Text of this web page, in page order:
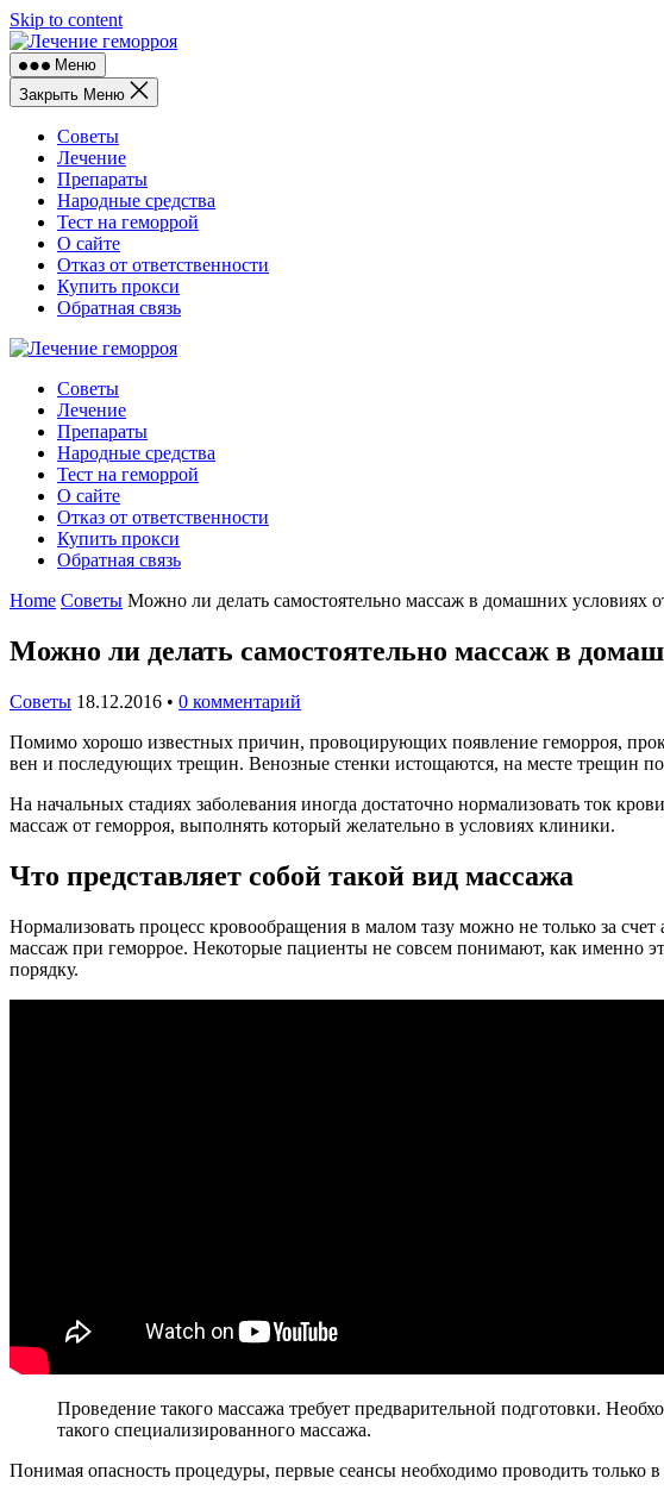
Skip to content
Меню
Закрыть Меню
Советы
Лечение
Препараты
Народные средства
Тест на геморрой
О сайте
Отказ от ответственности
Купить прокси
Обратная связь
Советы
Лечение
Препараты
Народные средства
Тест на геморрой
О сайте
Отказ от ответственности
Купить прокси
Обратная связь
Home Советы Можно ли делать самостоятельно массаж в домашних условиях
Можно ли делать самостоятельно массаж в
Советы 18.12.2016 • 0 комментарий
Помимо хорошо известных причин, провоцирующих появление геморроя,
вен и последующих трещин. Венозные стенки истощаются, на месте трещин
На начальных стадиях заболевания иногда достаточно нормализовать ток
массаж от геморроя, выполнять который желательно в условиях клиники.
Что представляет собой такой вид массажа
Нормализовать процесс кровообращения в малом тазу можно не только за
массаж при геморрое. Некоторые пациенты не совсем понимают, как именно
порядку.
Проведение такого массажа требует предварительной подготовки.
такого специализированного массажа.
Понимая опасность процедуры, первые сеансы необходимо проводить только